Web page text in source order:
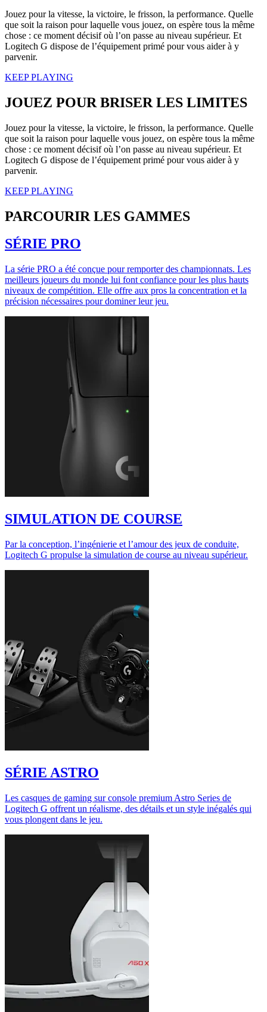
Jouez pour la vitesse, la victoire, le frisson, la performance. Quelle
que soit la raison pour laquelle vous jouez, on espère tous la même
chose : ce moment décisif où l’on passe au niveau supérieur. Et
Logitech G dispose de l’équipement primé pour vous aider à y
parvenir.
KEEP PLAYING
JOUEZ POUR BRISER LES LIMITES
Jouez pour la vitesse, la victoire, le frisson, la performance. Quelle
que soit la raison pour laquelle vous jouez, on espère tous la même
chose : ce moment décisif où l’on passe au niveau supérieur. Et
Logitech G dispose de l’équipement primé pour vous aider à y
parvenir.
KEEP PLAYING
PARCOURIR LES GAMMES
SÉRIE PRO
La série PRO a été conçue pour remporter des championnats. Les
meilleurs joueurs du monde lui font confiance pour les plus hauts
niveaux de compétition. Elle offre aux pros la concentration et la
précision nécessaires pour dominer leur jeu.
SIMULATION DE COURSE
Par la conception, l’ingénierie et l’amour des jeux de conduite,
Logitech G propulse la simulation de course au niveau supérieur.
SÉRIE ASTRO
Les casques de gaming sur console premium Astro Series de
Logitech G offrent un réalisme, des détails et un style inégalés qui
vous plongent dans le jeu.